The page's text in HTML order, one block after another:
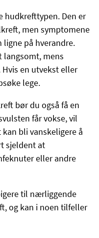
hudkrefttypen. Den er
men symptomene
ligne på hverandre.
langsomt, mens
en utvekst eller
lege.
bør du også få en
får vokse, vil
bli vanskeligere å
sjeldent at
eller andre
til nærliggende
og kan i noen tilfeller